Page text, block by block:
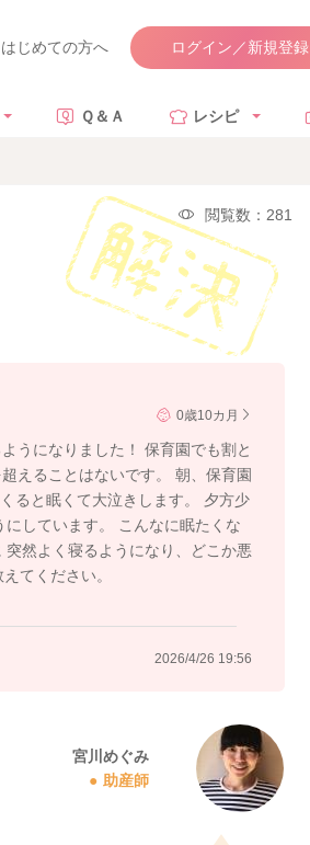
はじめての方へ ログイン／新規登録
Ｑ＆Ａ レシピ
閲覧数：281
0歳10カ月
うになりました！ 保育園でも割と
えることはないです。 朝、保育園
ると眠くて大泣きします。 夕方少
しています。 こんなに眠たくな
然よく寝るようになり、どこか悪
てください。
2026/4/26 19:56
宮川めぐみ
助産師